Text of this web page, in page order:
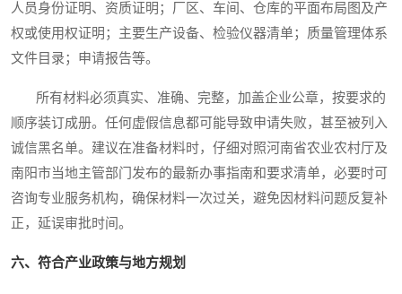
人员身份证明、资质证明；厂区、车间、仓库的平面布局图及产
权或使用权证明；主要生产设备、检验仪器清单；质量管理体系
文件目录；申请报告等。
所有材料必须真实、准确、完整，加盖企业公章，按要求的
顺序装订成册。任何虚假信息都可能导致申请失败，甚至被列入
诚信黑名单。建议在准备材料时，仔细对照河南省农业农村厅及
南阳市当地主管部门发布的最新办事指南和要求清单，必要时可
咨询专业服务机构，确保材料一次过关，避免因材料问题反复补
正，延误审批时间。
六、符合产业政策与地方规划